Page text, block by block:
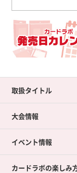
取扱タイトル
大会情報
イベント情報
カードラボの楽しみ